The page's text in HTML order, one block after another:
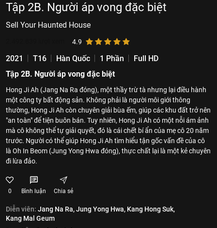
Tập 2B. Người áp vong đặc biệt
Sell Your Haunted House
4.9
2021 T16 Hàn Quốc 1 Phần
Full HD
Tập 2B. Người áp vong đặc biệt
Hong Ji Ah (Jang Na Ra đóng), một thầy trừ tà nhưng lại điều hành
một công ty bất động sản. Không phải là người môi giới thông
thường, Hong Ji Ah còn chuyên giải bùa ếm, giúp các khu đất trở nên
"an toàn" để tiện buôn bán. Tuy nhiên, Hong Ji Ah có một nỗi ám ảnh
mà cô không thể tự giải quyết, đó là cái chết bí ẩn của mẹ cô 20 năm
trước. Người có thể giúp Hong Ji Ah tìm hiểu tận gốc vấn đề của cô
là Oh In Beom (Jung Yong Hwa đóng), thực chất lại là một kẻ chuyên
đi lừa đảo.
0 Bình luận Chia sẻ
Diễn viên: Jang Na Ra,Jung Yong Hwa, Kang Hong Suk,
Kang Mal Geum